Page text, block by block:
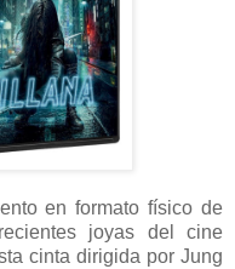
en formato físico de
joyas del cine
cinta dirigida por Jung